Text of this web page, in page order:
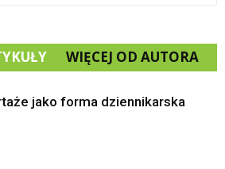
WIĘCEJ OD AUTORA
jako forma dziennikarska